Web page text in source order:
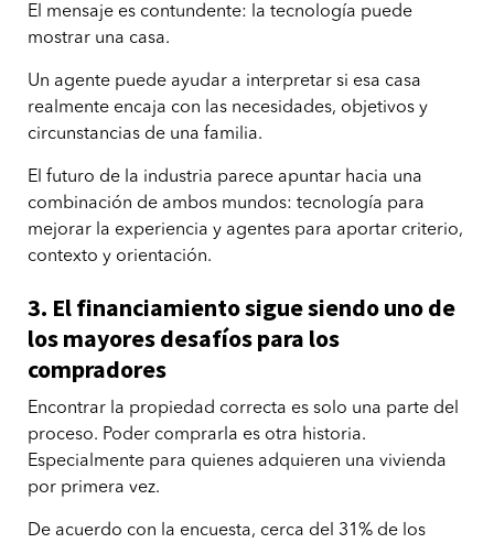
El mensaje es contundente: la tecnología puede
mostrar una casa.
Un agente puede ayudar a interpretar si esa casa
realmente encaja con las necesidades, objetivos y
circunstancias de una familia.
El futuro de la industria parece apuntar hacia una
combinación de ambos mundos: tecnología para
mejorar la experiencia y agentes para aportar criterio,
contexto y orientación.
3. El financiamiento sigue siendo uno de
los mayores desafíos para los
compradores
Encontrar la propiedad correcta es solo una parte del
proceso. Poder comprarla es otra historia.
Especialmente para quienes adquieren una vivienda
por primera vez.
De acuerdo con la encuesta, cerca del 31% de los